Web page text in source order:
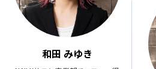
和田 みゆき